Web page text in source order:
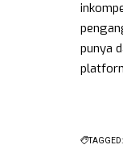
punya
TAGGED: